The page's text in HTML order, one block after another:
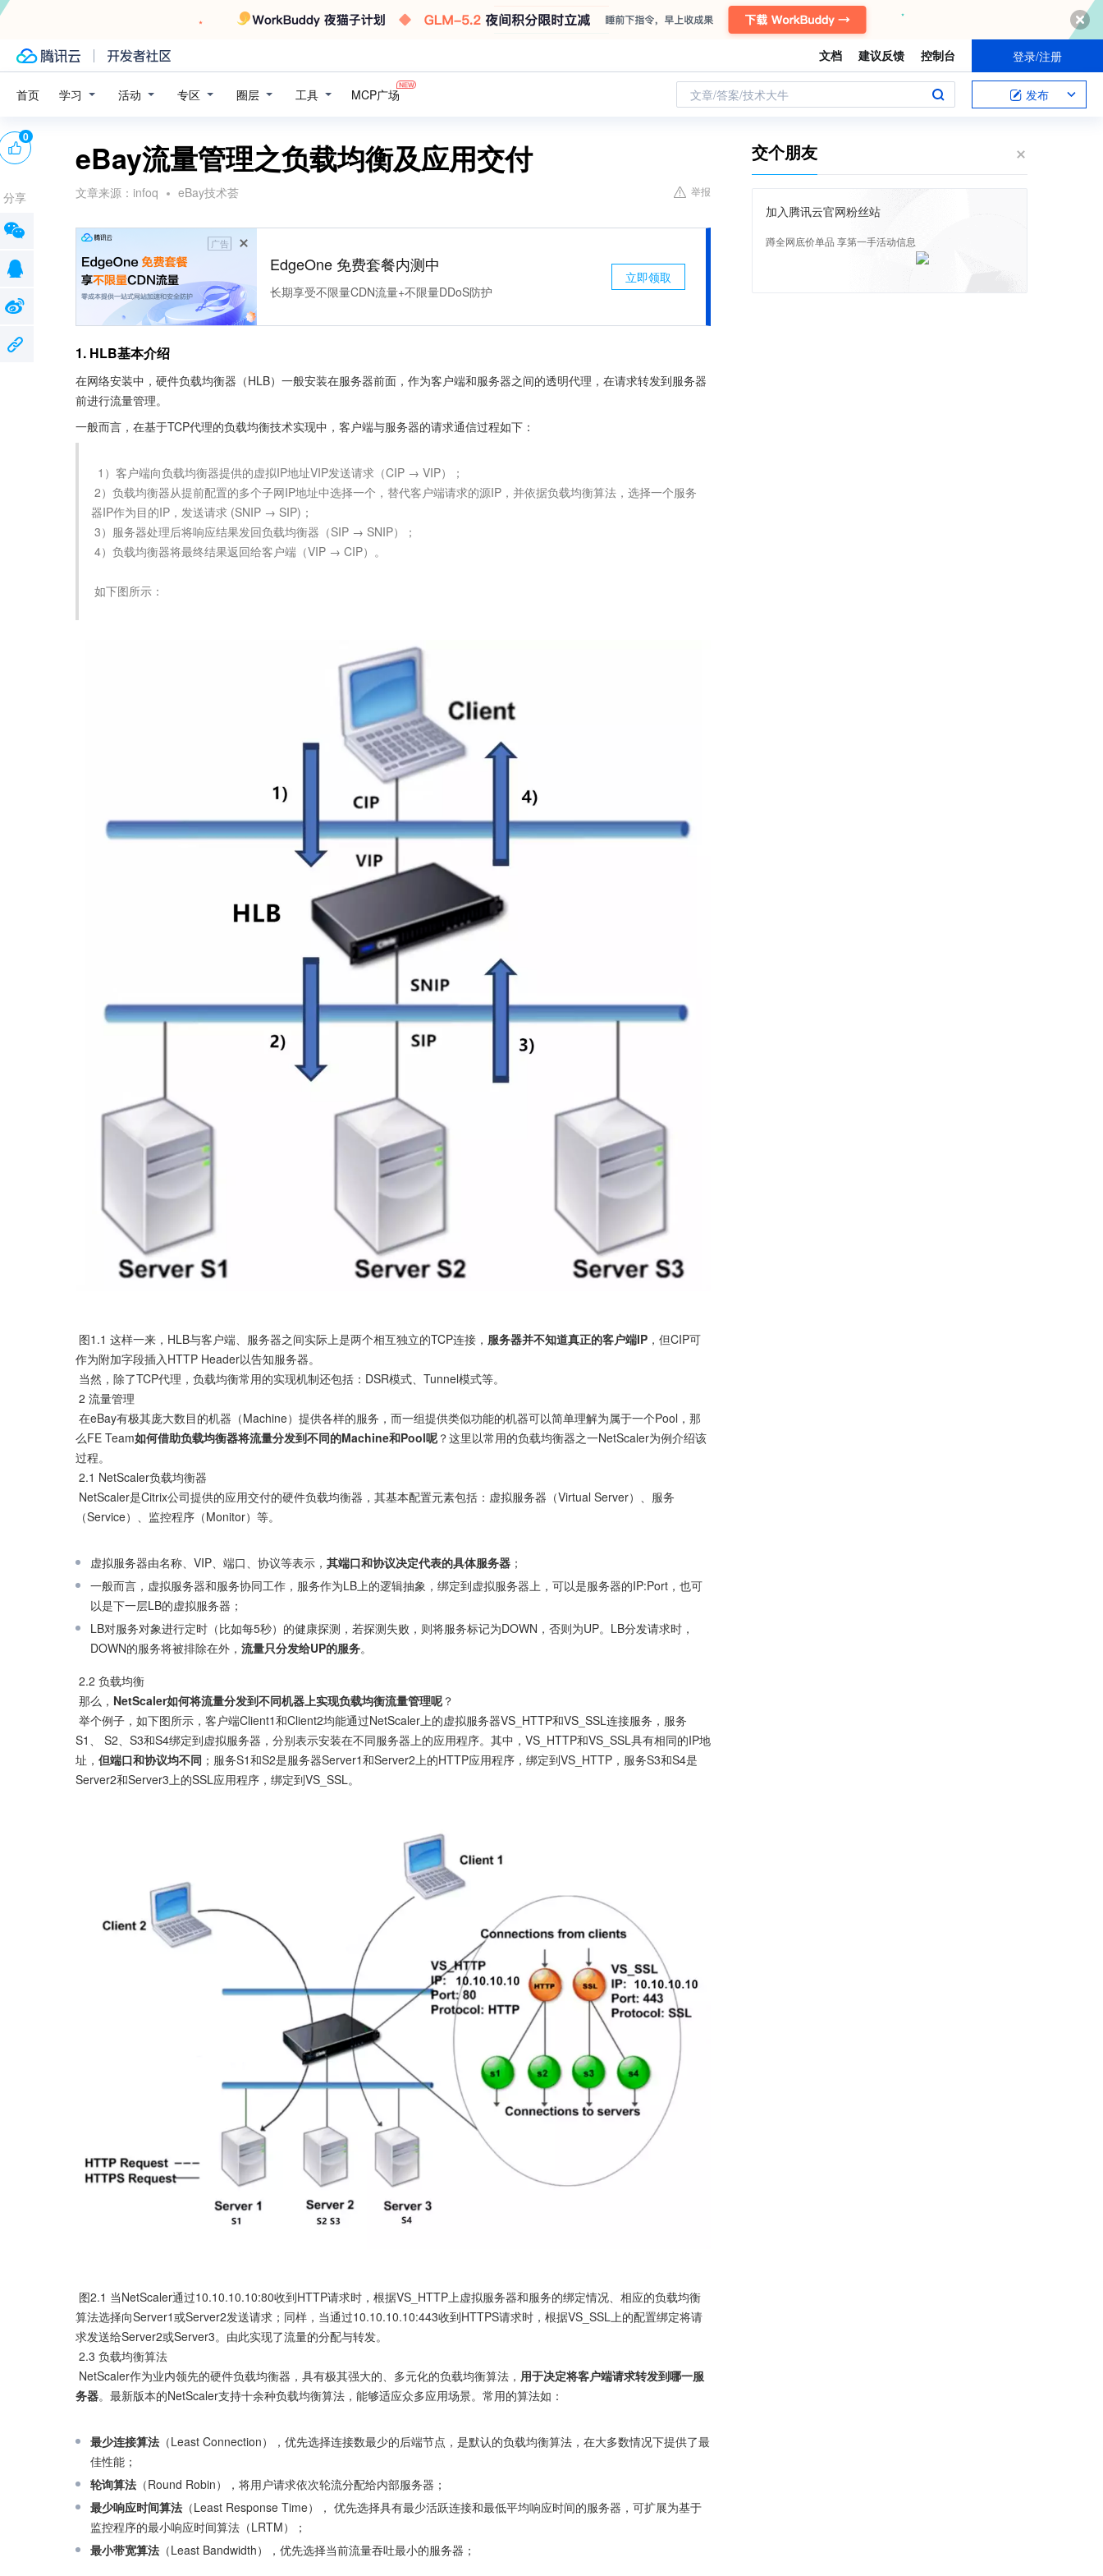
文档 建议反馈 控制台 登录/注册
首页 学习 活动 专区 圈层 工具 MCP广场 文章/答案/技术大牛 发布
eBay流量管理之负载均衡及应用交付
文章来源： infoq eBay技术荟 举报
广告
EdgeOne 免费套餐内测中
长期享受不限量CDN流量+不限量DDoS防护
立即领取
1. HLB基本介绍
在网络安装中，硬件负载均衡器（HLB）一般安装在服务器前面，作为客户端和服务器之间的透明代理，在请求转发到服务器
前进行流量管理。
一般而言，在基于TCP代理的负载均衡技术实现中，客户端与服务器的请求通信过程如下：
器IP作为目的IP，发送请求 (SNIP → SIP)；
图1.1 这样一来，HLB与客户端、服务器之间实际上是两个相互独立的TCP连接， 服务器并不知道真正的客户端IP ，但CIP可
作为附加字段插入HTTP Header以告知服务器。
么FE Team如何借助负载均衡器将流量分发到不同的Machine和Pool呢 ？这里以常用的负载均衡器之一NetScaler为例介绍该
过程。
（Service）、监控程序（Monitor）等。
虚拟服务器由名称、VIP、端口、协议等表示， 其端口和协议决定代表的具体服务器 ；
一般而言，虚拟服务器和服务协同工作，服务作为LB上的逻辑抽象，绑定到虚拟服务器上，可以是服务器的IP:Port，也可
以是下一层LB的虚拟服务器；
LB对服务对象进行定时（比如每5秒）的健康探测，若探测失败，则将服务标记为DOWN，否则为UP。LB分发请求时，
DOWN的服务将被排除在外， 流量只分发给UP的服务。
那么， NetScaler如何将流量分发到不同机器上实现负载均衡流量管理呢 ？
S1、 S2、S3和S4绑定到虚拟服务器，分别表示安装在不同服务器上的应用程序。其中，VS_HTTP和VS_SSL具有相同的IP地
址， 但端口和协议均不同 ；服务S1和S2是服务器Server1和Server2上的HTTP应用程序，绑定到VS_HTTP，服务S3和S4是
Server2和Server3上的SSL应用程序，绑定到VS_SSL。
算法选择向Server1或Server2发送请求；同样，当通过10.10.10.10:443收到HTTPS请求时，根据VS_SSL上的配置绑定将请
求发送给Server2或Server3。由此实现了流量的分配与转发。
NetScaler作为业内领先的硬件负载均衡器，具有极其强大的、多元化的负载均衡算法， 用于决定将客户端请求转发到哪一服
务器。最新版本的NetScaler支持十余种负载均衡算法，能够适应众多应用场景。常用的算法如：
最少连接算法 （Least Connection），优先选择连接数最少的后端节点，是默认的负载均衡算法，在大多数情况下提供了最
佳性能；
轮询算法 （Round Robin），将用户请求依次轮流分配给内部服务器；
最少响应时间算法 （Least Response Time）， 优先选择具有最少活跃连接和最低平均响应时间的服务器，可扩展为基于
监控程序的最小响应时间算法（LRTM）；
最小带宽算法 （Least Bandwidth），优先选择当前流量吞吐最小的服务器；
0
分享
交个朋友
加入腾讯云官网粉丝站
蹲全网底价单品 享第一手活动信息